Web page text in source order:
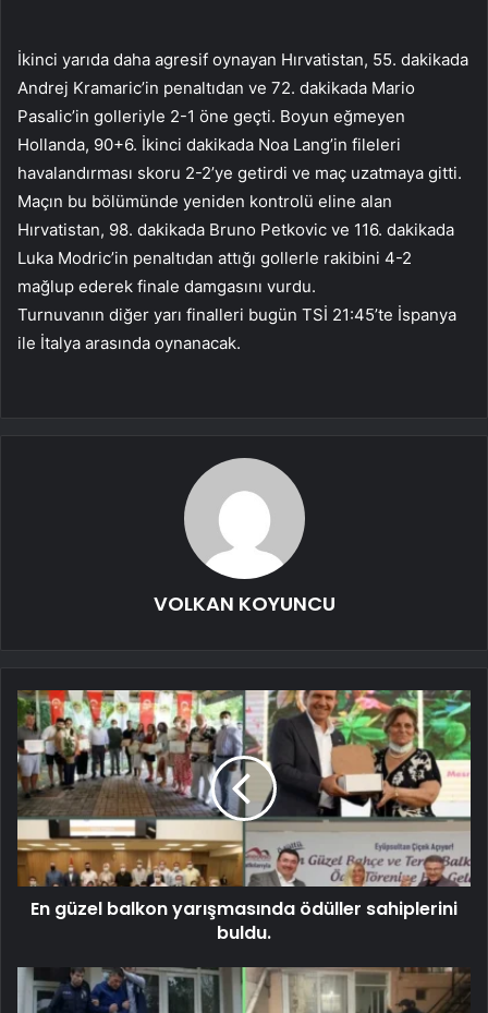
İkinci yarıda daha agresif oynayan Hırvatistan, 55. dakikada
Andrej Kramaric’in penaltıdan ve 72. dakikada Mario
Pasalic’in golleriyle 2-1 öne geçti. Boyun eğmeyen
Hollanda, 90+6. İkinci dakikada Noa Lang’in fileleri
havalandırması skoru 2-2’ye getirdi ve maç uzatmaya gitti.
Maçın bu bölümünde yeniden kontrolü eline alan
Hırvatistan, 98. dakikada Bruno Petkovic ve 116. dakikada
Luka Modric’in penaltıdan attığı gollerle rakibini 4-2
mağlup ederek finale damgasını vurdu.
Turnuvanın diğer yarı finalleri bugün TSİ 21:45’te İspanya
ile İtalya arasında oynanacak.
VOLKAN KOYUNCU
En güzel balkon yarışmasında ödüller sahiplerini
buldu.